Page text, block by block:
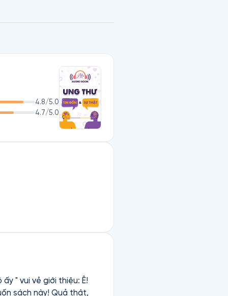
những bài viết giật tít như
thấy nguy cơ tiềm ẩn phía
nhiều gia đình trong cơn
điều trị chính thống của
2 quyển: Phòng Ngừa
văn phong giản dị cùng
độc giả dễ dàng tóm lược ý
4.8/5.0
4.7/5.0
" vui vẻ giới thiệu: Ê!